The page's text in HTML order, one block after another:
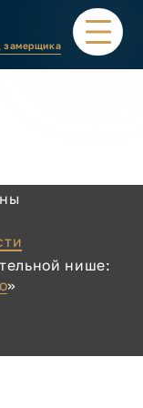
замерщика
нише:
»